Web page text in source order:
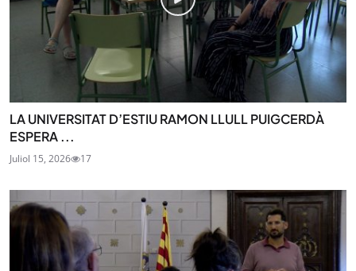
LA UNIVERSITAT D’ESTIU RAMON LLULL PUIGCERDÀ
ESPERA ...
Juliol 15, 2026 17